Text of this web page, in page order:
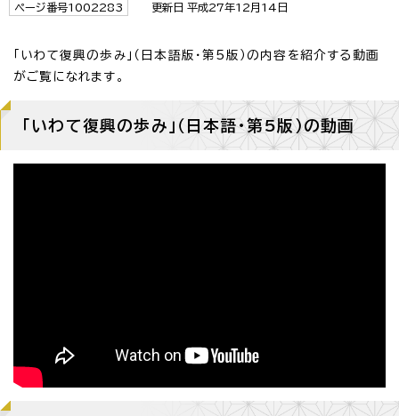
ページ番号1002283 更新日 平成27年12月14日
「いわて復興の歩み」（日本語版・第5版）の内容を紹介する動画
がご覧になれます。
「いわて復興の歩み」（日本語・第5版）の動画